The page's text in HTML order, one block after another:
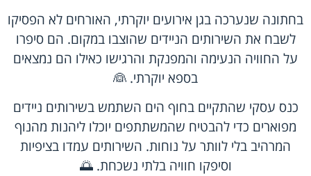
בחתונה שנערכה בגן אירועים יוקרתי, האורחים לא הפסיקו
לשבח את השירותים הניידים שהוצבו במקום. הם סיפרו
על החוויה הנעימה והמפנקת והרגישו כאילו הם נמצאים
בספא יוקרתי. 👰
כנס עסקי שהתקיים בחוף הים השתמש בשירותים ניידים
מפוארים כדי להבטיח שהמשתתפים יוכלו ליהנות מהנוף
המרהיב בלי לוותר על נוחות. השירותים עמדו בציפיות
וסיפקו חוויה בלתי נשכחת. 🌅